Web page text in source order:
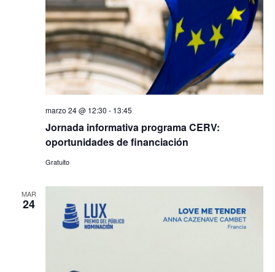
Jornada informativa programa CERV:
oportunidades de financiación
marzo 24 @ 12:30 - 13:45
Gratuito
MAR
24